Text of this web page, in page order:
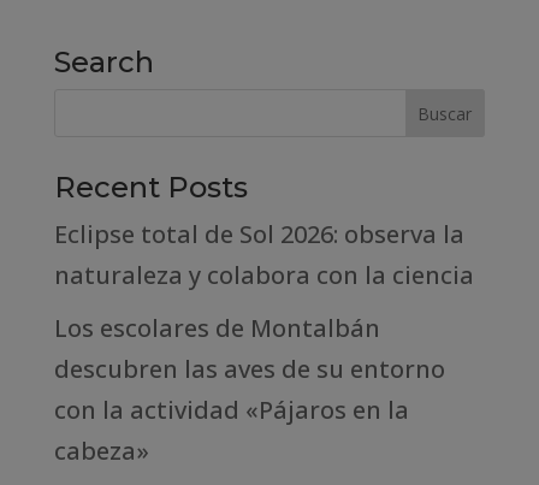
Search
Recent Posts
Eclipse total de Sol 2026: observa la
naturaleza y colabora con la ciencia
Los escolares de Montalbán
descubren las aves de su entorno
con la actividad «Pájaros en la
cabeza»